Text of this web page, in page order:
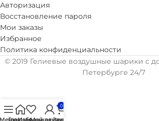
Авторизация
Восстановление пароля
Мои заказы
Избранное
Политика конфиденциальности
© 2019 Гелиевые воздушные шарики с
Петербурге 24/7
Главная
Избранное
Мой аккаунт
0
Заказ